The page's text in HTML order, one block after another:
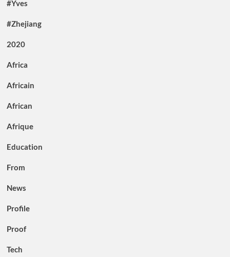
#Yves
#Zhejiang
2020
Africa
Africain
African
Afrique
Education
From
News
Profile
Proof
Tech